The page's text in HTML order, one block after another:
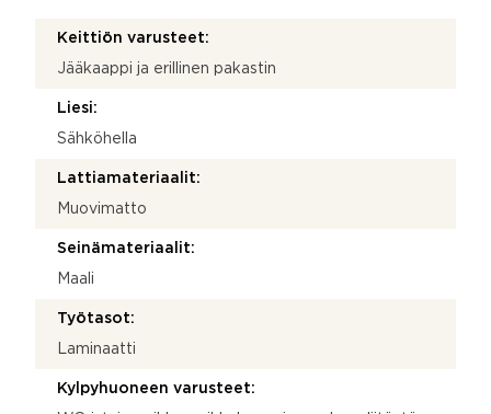
Keittiön varusteet:
Jääkaappi ja erillinen pakastin
Liesi:
Sähköhella
Lattiamateriaalit:
Muovimatto
Seinämateriaalit:
Maali
Työtasot:
Laminaatti
Kylpyhuoneen varusteet: